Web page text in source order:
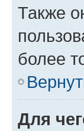
Также
более
Для